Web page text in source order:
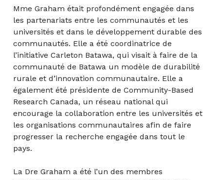
Mme Graham était profondément engagée dans
les partenariats entre les communautés et les
universités et dans le développement durable des
communautés. Elle a été coordinatrice de
l’initiative Carleton Batawa, qui visait à faire de la
communauté de Batawa un modèle de durabilité
rurale et d’innovation communautaire. Elle a
également été présidente de Community-Based
Research Canada, un réseau national qui
encourage la collaboration entre les universités et
les organisations communautaires afin de faire
progresser la recherche engagée dans tout le
pays.
La Dre Graham a été l’un des membres